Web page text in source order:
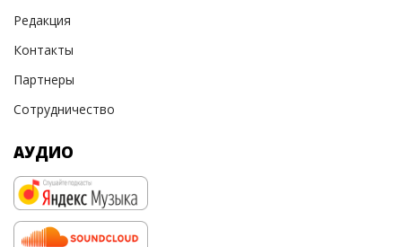
Редакция
Контакты
Партнеры
Сотрудничество
АУДИО